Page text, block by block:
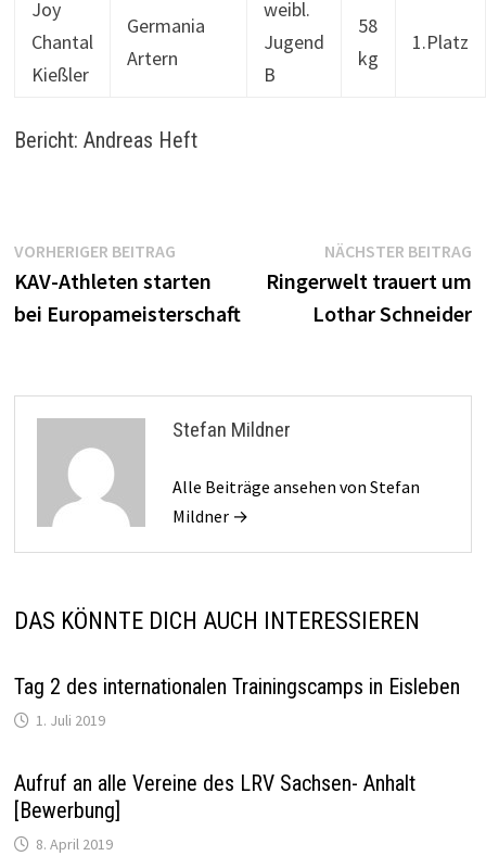
Joy
Chantal
Kießler
Germania
Artern
weibl.
Jugend
B
58
kg
1.Platz
Bericht: Andreas Heft
Beitragsnavigation
VORHERIGER BEITRAGVorheriger
Beitrag:
KAV-Athleten starten
bei Europameisterschaft
NÄCHSTER BEITRAG
Ringerwelt trauert um
Lothar Schneider
Stefan Mildner
Alle Beiträge ansehen von Stefan
Mildner →
DAS KÖNNTE DICH AUCH INTERESSIEREN
Tag 2 des internationalen Trainingscamps in Eisleben
1. Juli 2019
Aufruf an alle Vereine des LRV Sachsen- Anhalt
[Bewerbung]
8. April 2019